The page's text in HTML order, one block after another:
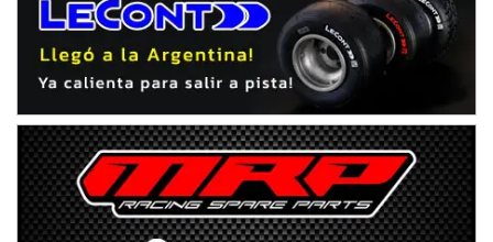
Humboldt (Santa Fe)
NORESTE SANTAFESINO - F6
Ciudad de Avellaneda (Asfalto)
SUR SANTAFESINO - F4
José Samuel Sánchez (Tierra)
Rufino (Santa Fe)
TUCUMANO - F5